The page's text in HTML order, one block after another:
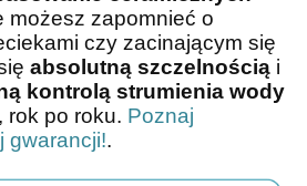
możesz zapomnieć o
czy zacinającym się
absolutną szczelnością i
kontrolą strumienia wody
rok po roku. Poznaj
gwarancji!.